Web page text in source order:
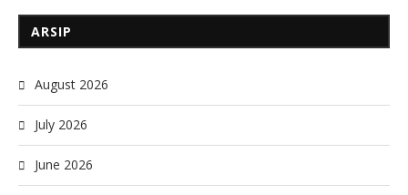
ARSIP
August 2026
July 2026
June 2026